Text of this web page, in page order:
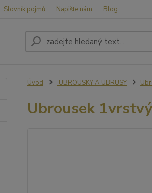
Slovník pojmů Napište nám Blog
Úvod UBROUSKY A UBRUSY
Ubrousek